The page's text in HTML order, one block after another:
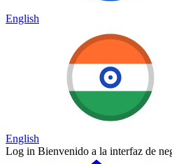
English
English
Log in Bienvenido a la interfaz de